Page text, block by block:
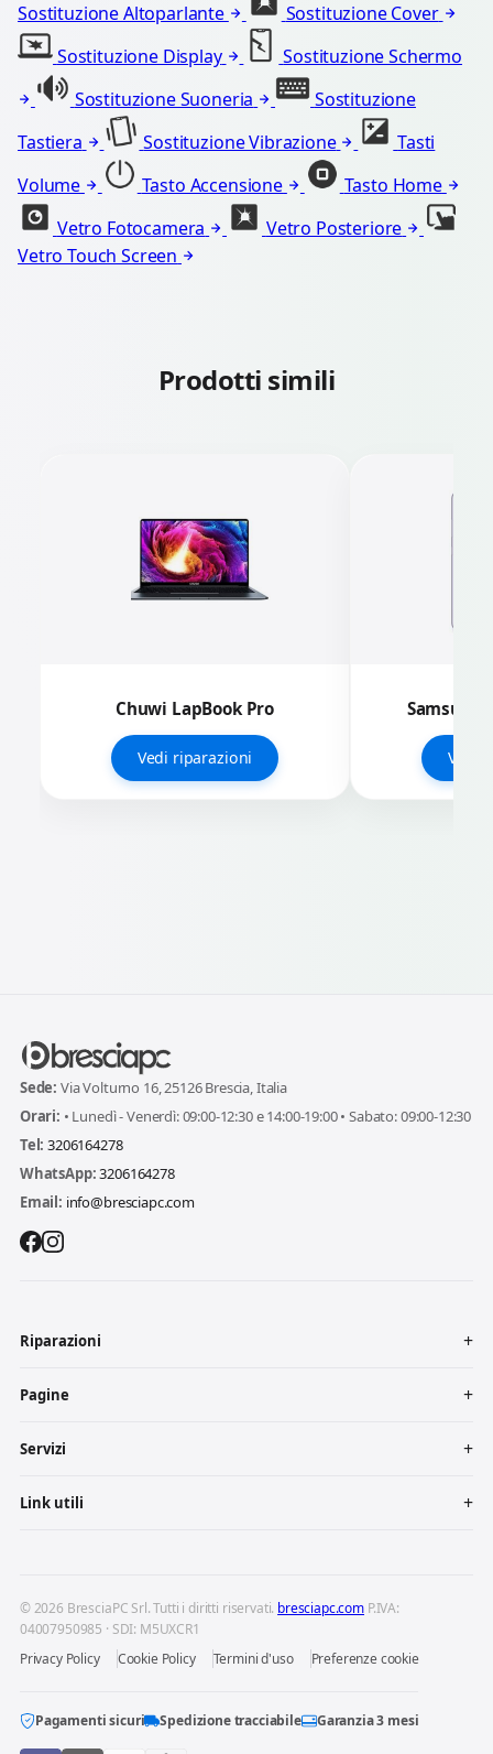
Sostituzione Altoparlante
Sostituzione Cover
Sostituzione Display
Sostituzione Schermo
Sostituzione Suoneria
Sostituzione
Tastiera
Sostituzione Vibrazione
Tasti
Volume
Tasto Accensione
Tasto Home
Vetro Fotocamera
Vetro Posteriore
Vetro Touch Screen
Prodotti simili
Chuwi LapBook Pro
Vedi riparazioni
Samsung
Vedi
Sede: Via Volturno 16, 25126 Brescia, Italia
Orari: • Lunedì - Venerdì: 09:00-12:30 e 14:00-19:00 • Sabato: 09:00-12:30
Tel: 3206164278
WhatsApp:3206164278
Email: info@bresciapc.com
Riparazioni
Pagine
Servizi
Link utili
© 2026 BresciaPC Srl. Tutti i diritti riservati. bresciapc.com P.IVA:
04007950985 · SDI: M5UXCR1
Privacy Policy
Cookie Policy Termini d'uso Preferenze cookie
Pagamenti sicuri Spedizione tracciabile Garanzia 3 mesi